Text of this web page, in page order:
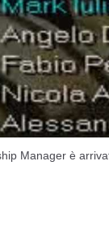
Manager è